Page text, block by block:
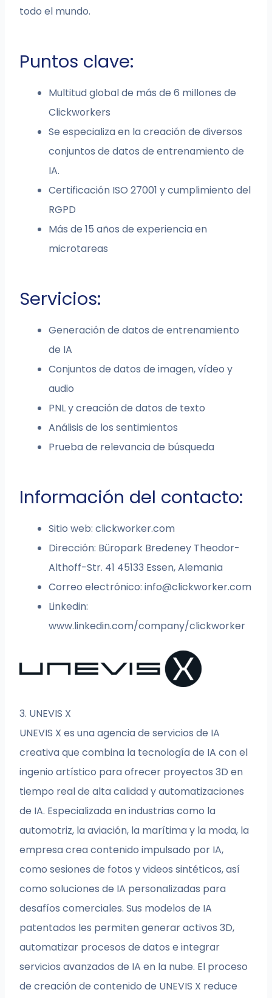
todo el mundo.
Puntos clave:
Multitud global de más de 6 millones de
Clickworkers
Se especializa en la creación de diversos
conjuntos de datos de entrenamiento de
IA.
Certificación ISO 27001 y cumplimiento del
RGPD
Más de 15 años de experiencia en
microtareas
Servicios:
Generación de datos de entrenamiento
de IA
Conjuntos de datos de imagen, vídeo y
audio
PNL y creación de datos de texto
Análisis de los sentimientos
Prueba de relevancia de búsqueda
Información del contacto:
Sitio web: clickworker.com
Dirección: Büropark Bredeney Theodor-
Althoff-Str. 41 45133 Essen, Alemania
Correo electrónico:info@clickworker.com
Linkedin:
www.linkedin.com/company/clickworker
3. UNEVIS X
UNEVIS X es una agencia de servicios de IA
creativa que combina la tecnología de IA con el
ingenio artístico para ofrecer proyectos 3D en
tiempo real de alta calidad y automatizaciones
de IA. Especializada en industrias como la
automotriz, la aviación, la marítima y la moda, la
empresa crea contenido impulsado por IA,
como sesiones de fotos y videos sintéticos, así
como soluciones de IA personalizadas para
desafíos comerciales. Sus modelos de IA
patentados les permiten generar activos 3D,
automatizar procesos de datos e integrar
servicios avanzados de IA en la nube. El proceso
de creación de contenido de UNEVIS X reduce